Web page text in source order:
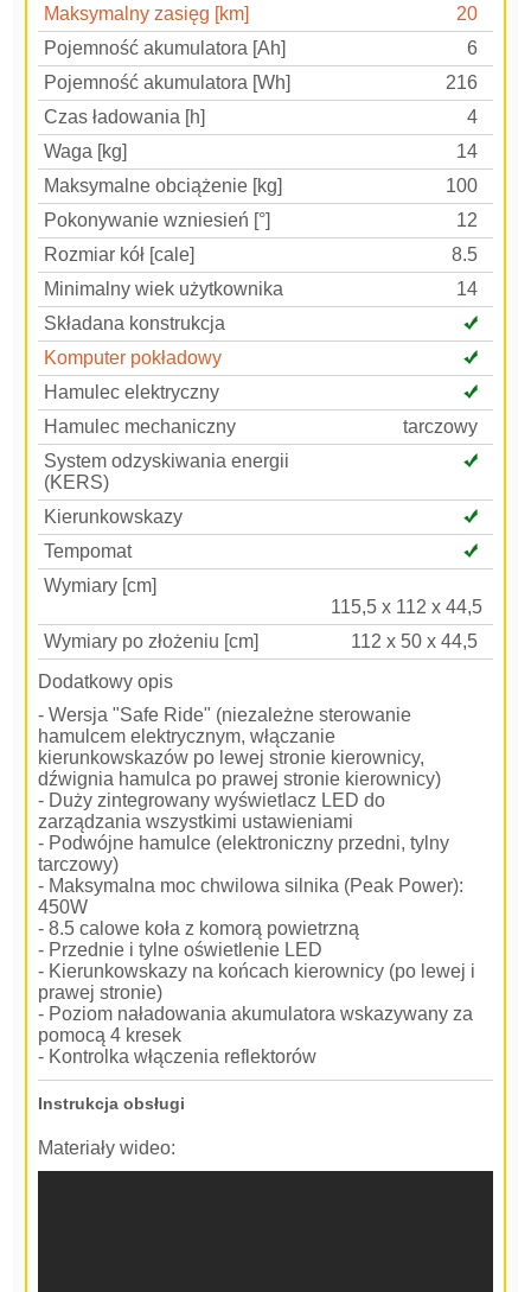
Maksymalny zasięg [km]
20
Pojemność akumulatora [Ah]
6
Pojemność akumulatora [Wh]
216
Czas ładowania [h]
4
Waga [kg]
14
Maksymalne obciążenie [kg]
100
Pokonywanie wzniesień [°]
12
Rozmiar kół [cale]
8.5
Minimalny wiek użytkownika
14
Składana konstrukcja
Komputer pokładowy
Hamulec elektryczny
Hamulec mechaniczny
tarczowy
System odzyskiwania energii
(KERS)
Kierunkowskazy
Tempomat
Wymiary [cm]
115,5 x 112 x 44,5
Wymiary po złożeniu [cm]
112 x 50 x 44,5
Dodatkowy opis
- Wersja "Safe Ride" (niezależne sterowanie
hamulcem elektrycznym, włączanie
kierunkowskazów po lewej stronie kierownicy,
dźwignia hamulca po prawej stronie kierownicy)
- Duży zintegrowany wyświetlacz LED do
zarządzania wszystkimi ustawieniami
- Podwójne hamulce (elektroniczny przedni, tylny
tarczowy)
- Maksymalna moc chwilowa silnika (Peak Power):
450W
- 8.5 calowe koła z komorą powietrzną
- Przednie i tylne oświetlenie LED
- Kierunkowskazy na końcach kierownicy (po lewej i
prawej stronie)
- Poziom naładowania akumulatora wskazywany za
pomocą 4 kresek
- Kontrolka włączenia reflektorów
Instrukcja obsługi
Materiały wideo: